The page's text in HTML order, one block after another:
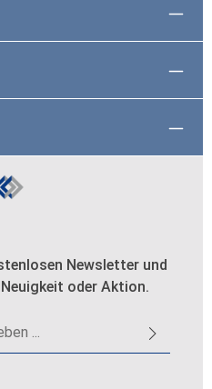
Newsletter und
oder Aktion.